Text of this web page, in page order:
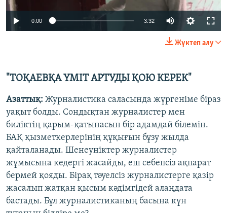
0:00 3:32
Жүктеп алу
"ТОҚАЕВҚА ҮМІТ АРТУДЫ ҚОЮ КЕРЕК"
Азаттық: Журналистика саласында жүргеніме біраз
уақыт болды. Сондықтан журналистер мен
биліктің қарым-қатынасын бір адамдай білемін.
БАҚ қызметкерлерінің құқығын бұзу жылда
қайталанады. Шенеуніктер журналистер
жұмысына кедергі жасайды, еш себепсіз ақпарат
бермей қояды. Бірақ тәуелсіз журналистерге қазір
жасалып жатқан қысым кәдімгідей алаңдата
бастады. Бұл журналистиканың басына күн